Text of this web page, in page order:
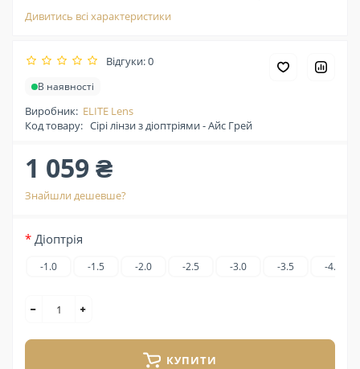
Дивитись всі характеристики
Відгуки: 0
В наявності
Виробник: ELITE Lens
Код товару: Сірі лінзи з діоптріями - Айс Грей
1 059 ₴
Знайшли дешевше?
Діоптрія
-1.0 -1.5 -2.0 -2.5 -3.0 -3.5 -4.0
КУПИТИ